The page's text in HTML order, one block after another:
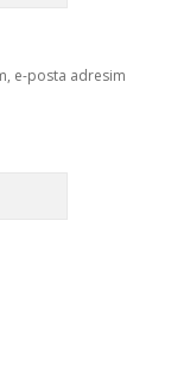
e-posta adresim